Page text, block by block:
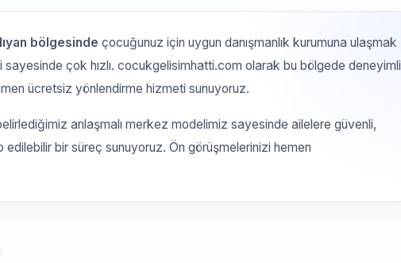
bölgesinde çocuğunuz için uygun danışmanlık kurumuna ulaşmak
çok hızlı. cocukgelisimhatti.com olarak bu bölgede deneyimli
ücretsiz yönlendirme hizmeti sunuyoruz.
anlaşmalı merkez modelimiz sayesinde ailelere güvenli,
bir süreç sunuyoruz. Ön görüşmelerinizi hemen